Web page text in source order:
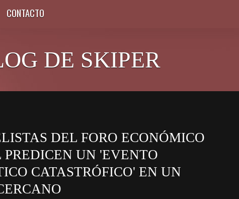
CONTACTO
DE SKIPER
DEL FORO ECONÓMICO
UN 'EVENTO
CATASTRÓFICO' EN UN